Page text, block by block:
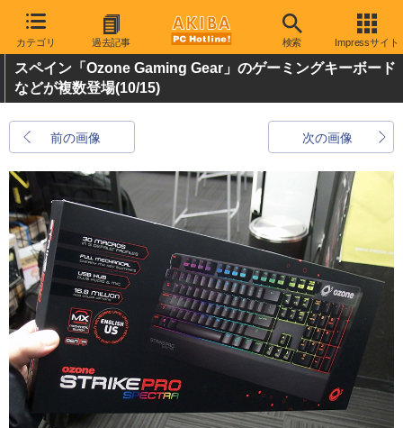
カテゴリ 過去記事 検索 Impressサイト
スペイン「Ozone Gaming Gear」のゲーミングキーボード
などが複数登場(10/15)
前の画像 次の画像